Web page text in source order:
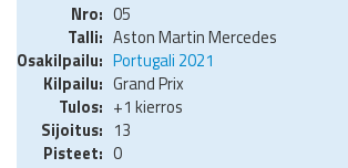
05
Aston Martin Mercedes
Portugali 2021
Grand Prix
+1 kierros
13
0